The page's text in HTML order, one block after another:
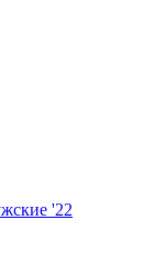
'22